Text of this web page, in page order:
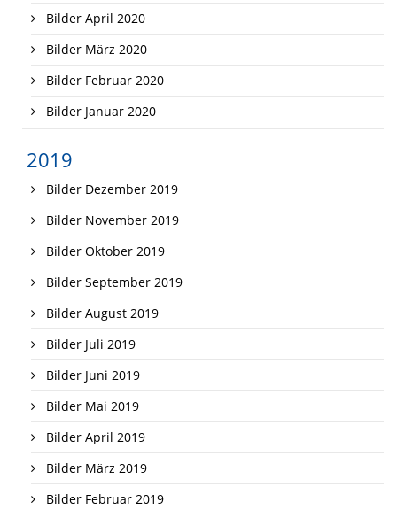
Bilder April 2020
Bilder März 2020
Bilder Februar 2020
Bilder Januar 2020
2019
Bilder Dezember 2019
Bilder November 2019
Bilder Oktober 2019
Bilder September 2019
Bilder August 2019
Bilder Juli 2019
Bilder Juni 2019
Bilder Mai 2019
Bilder April 2019
Bilder März 2019
Bilder Februar 2019